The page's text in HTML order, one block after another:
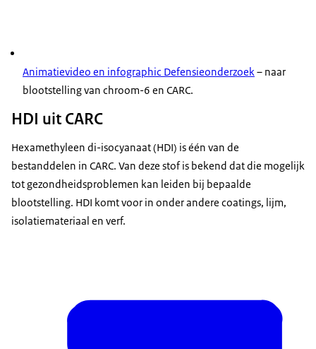
Animatievideo en infographic Defensieonderzoek– naar
blootstelling van chroom-6 en CARC.
HDI uit CARC
Hexamethyleen di-isocyanaat (HDI) is één van de
bestanddelen in CARC. Van deze stof is bekend dat die mogelijk
tot gezondheidsproblemen kan leiden bij bepaalde
blootstelling. HDI komt voor in onder andere coatings, lijm,
isolatiemateriaal en verf.